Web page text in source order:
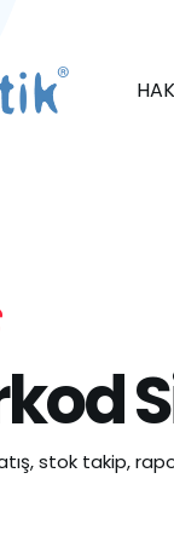
stok takip,